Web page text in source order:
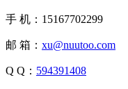
手 机：15167702299
邮 箱： xu@nuutoo.com
Q Q： 594391408